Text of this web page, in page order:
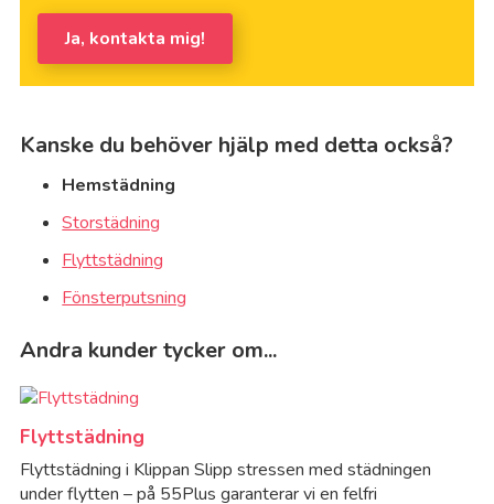
Ja, kontakta mig!
Kanske du behöver hjälp med detta också?
Hemstädning
Storstädning
Flyttstädning
Fönsterputsning
Andra kunder tycker om...
Flyttstädning
Flyttstädning i Klippan Slipp stressen med städningen
under flytten – på 55Plus garanterar vi en felfri